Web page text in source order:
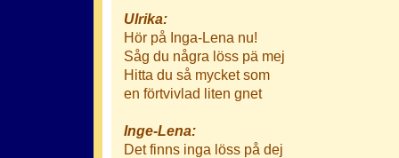
Ulrika:
Hör på Inga-Lena nu!
Såg du några löss pä mej
Hitta du så mycket som
en förtvivlad liten gnet
Inge-Lena:
Det finns inga löss på dej